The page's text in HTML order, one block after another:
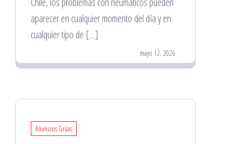
aparecer en cualquier momento del día y en
cualquier tipo de […]
mayo 12, 2026
Anuncios Grúas